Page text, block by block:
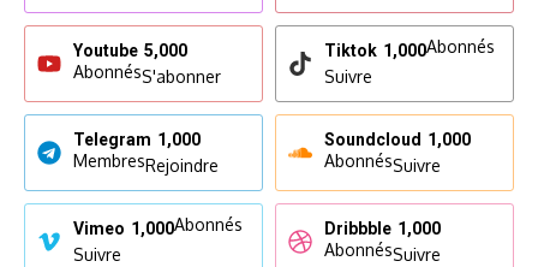
Youtube 5,000
AbonnésS'abonner
Tiktok 1,000Abonnés
Suivre
Telegram 1,000
MembresRejoindre
Soundcloud 1,000
AbonnésSuivre
Vimeo 1,000Abonnés
Suivre
Dribbble 1,000
AbonnésSuivre